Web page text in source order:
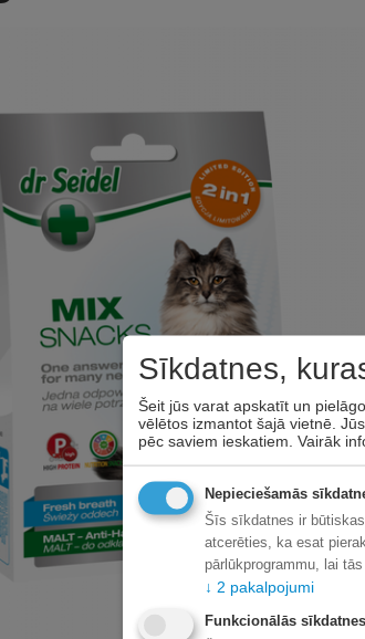
Sīkdatnes,
Šeit jūs varat apskatīt un
vēlētos izmantot šajā vietnē.
pēc saviem ieskatiem. Vairāk
Nepieciešamās
Šīs sīkdatnes ir
atcerēties, ka esat
pārlūkprogrammu, lai
↓ 2 pakalpojumi
Funkcionālās sīkdatnes